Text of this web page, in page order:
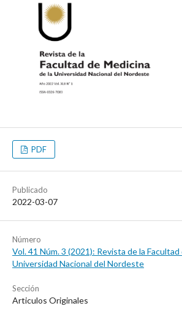
PDF
Publicado
2022-03-07
Número
Vol. 41 Núm. 3 (2021): Revista de la
Universidad Nacional del Nordeste
Sección
Articulos Originales